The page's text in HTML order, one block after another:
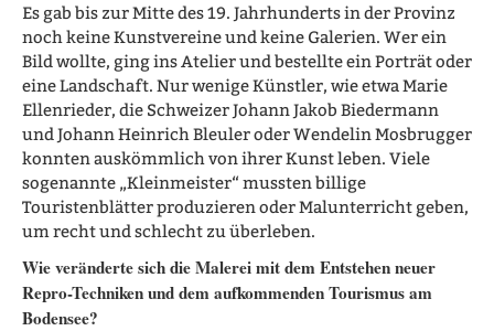
Es gab bis zur Mitte des 19. Jahrhunderts in der Provinz
noch keine Kunstvereine und keine Galerien. Wer ein
Bild wollte, ging ins Atelier und bestellte ein Porträt oder
eine Landschaft. Nur wenige Künstler, wie etwa Marie
Ellenrieder, die Schweizer Johann Jakob Biedermann
und Johann Heinrich Bleuler oder Wendelin Mosbrugger
konnten auskömmlich von ihrer Kunst leben. Viele
sogenannte „Kleinmeister“ mussten billige
Touristenblätter produzieren oder Malunterricht geben,
um recht und schlecht zu überleben.
Wie veränderte sich die Malerei mit dem Entstehen neuer
Repro-Techniken und dem aufkommenden Tourismus am
Bodensee?